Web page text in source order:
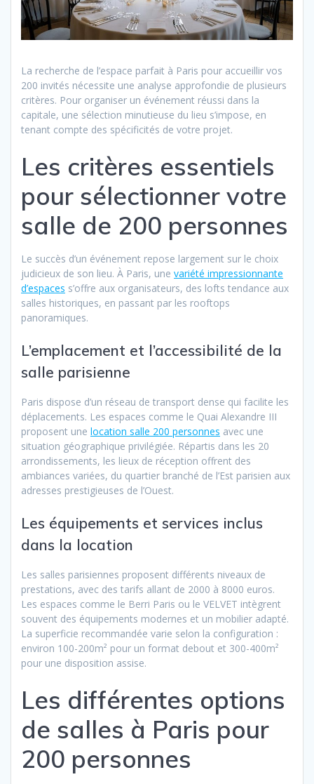
La recherche de l’espace parfait à Paris pour accueillir vos
200 invités nécessite une analyse approfondie de plusieurs
critères. Pour organiser un événement réussi dans la
capitale, une sélection minutieuse du lieu s’impose, en
tenant compte des spécificités de votre projet.
Les critères essentiels
pour sélectionner votre
salle de 200 personnes
Le succès d’un événement repose largement sur le choix
judicieux de son lieu. À Paris, une variété impressionnante
d’espaces s’offre aux organisateurs, des lofts tendance aux
salles historiques, en passant par les rooftops
panoramiques.
L’emplacement et l’accessibilité de la
salle parisienne
Paris dispose d’un réseau de transport dense qui facilite les
déplacements. Les espaces comme le Quai Alexandre III
proposent une location salle 200 personnes avec une
situation géographique privilégiée. Répartis dans les 20
arrondissements, les lieux de réception offrent des
ambiances variées, du quartier branché de l’Est parisien aux
adresses prestigieuses de l’Ouest.
Les équipements et services inclus
dans la location
Les salles parisiennes proposent différents niveaux de
prestations, avec des tarifs allant de 2000 à 8000 euros.
Les espaces comme le Berri Paris ou le VELVET intègrent
souvent des équipements modernes et un mobilier adapté.
La superficie recommandée varie selon la configuration :
environ 100-200m² pour un format debout et 300-400m²
pour une disposition assise.
Les différentes options
de salles à Paris pour
200 personnes